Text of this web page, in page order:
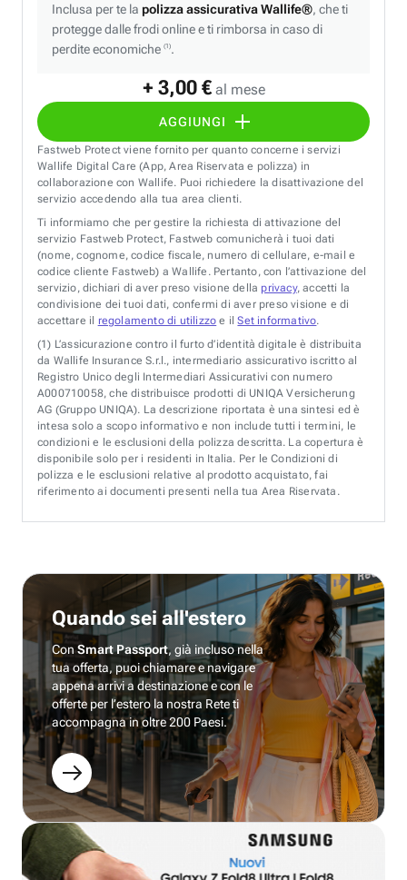
+ 3,00 € al mese
AGGIUNGI
Inclusa per te la polizza assicurativa Wallife®, che ti
protegge dalle frodi online e ti rimborsa in caso di
perdite economiche (1).
Fastweb Protect viene fornito per quanto concerne i servizi
Wallife Digital Care (App, Area Riservata e polizza) in
collaborazione con Wallife. Puoi richiedere la disattivazione del
servizio accedendo alla tua area clienti.
Ti informiamo che per gestire la richiesta di attivazione del
servizio Fastweb Protect, Fastweb comunicherà i tuoi dati
(nome, cognome, codice fiscale, numero di cellulare, e-mail e
codice cliente Fastweb) a Wallife. Pertanto, con l’attivazione del
servizio, dichiari di aver preso visione della privacy, accetti la
condivisione dei tuoi dati, confermi di aver preso visione e di
accettare il regolamento di utilizzo e ilSet informativo.
(1) L’assicurazione contro il furto d’identità digitale è distribuita
da Wallife Insurance S.r.l., intermediario assicurativo iscritto al
Registro Unico degli Intermediari Assicurativi con numero
A000710058, che distribuisce prodotti di UNIQA Versicherung
AG (Gruppo UNIQA). La descrizione riportata è una sintesi ed è
intesa solo a scopo informativo e non include tutti i termini, le
condizioni e le esclusioni della polizza descritta. La copertura è
disponibile solo per i residenti in Italia. Per le Condizioni di
polizza e le esclusioni relative al prodotto acquistato, fai
riferimento ai documenti presenti nella tua Area Riservata.
Quando sei all'estero
ConSmart Passport, già incluso nella
tua offerta, puoi chiamare e navigare
appena arrivi a destinazione e con le
offerte per l’estero la nostra Rete ti
accompagna in oltre 200 Paesi.